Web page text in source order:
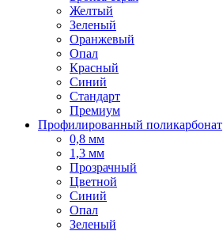
Желтый
Зеленый
Оранжевый
Опал
Красный
Синий
Стандарт
Премиум
Профилированный поликарбонат
0,8 мм
1,3 мм
Прозрачный
Цветной
Синий
Опал
Зеленый